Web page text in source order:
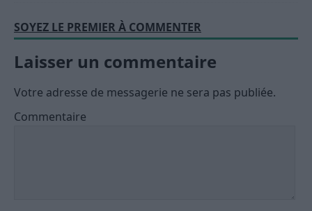
SOYEZ LE PREMIER À COMMENTER
Laisser un commentaire
Votre adresse de messagerie ne sera pas publiée.
Commentaire